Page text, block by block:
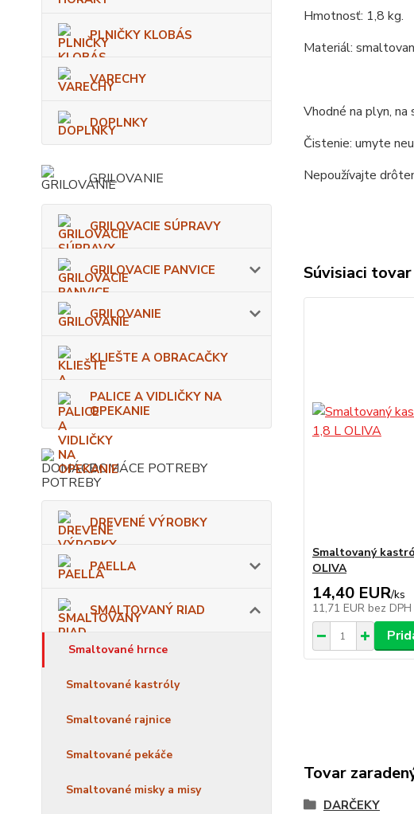
PLNIČKY KLOBÁS
VARECHY
DOPLNKY
GRILOVANIE
GRILOVACIE SÚPRAVY
GRILOVACIE PANVICE
GRILOVANIE
KLIEŠTE A OBRACAČKY
PALICE A VIDLIČKY NA
OPEKANIE
DOMÁCE POTREBY
DREVENÉ VÝROBKY
PAELLA
SMALTOVANÝ RIAD
Smaltované hrnce
Smaltované kastróly
Smaltované rajnice
Smaltované pekáče
Smaltované misky a misy
Hmotnosť: 1,8 kg.
Materiál:
Vhodné na plyn, na
Čistenie: umyte
Nepoužívajte
Súvisiaci tovar
Smaltovaný
OLIVA
14,40 EUR/ks
11,71 EUR bez DPH
Tovar
DARČEKY